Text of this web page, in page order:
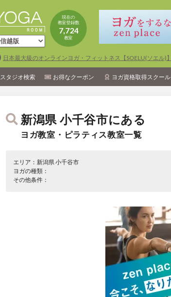
現在の
教室登録数
7,724
教室
日本最大級のオンラインヨガ・フィットネス【SOELU(ソエル)】
スタジオ検索 お得なクーポン ヨガ資格取得スクール
新潟県 小千谷市にある
ヨガ教室・ピラティス教室一覧
エリア：新潟県 小千谷市
ヨガの種類：
その他条件：